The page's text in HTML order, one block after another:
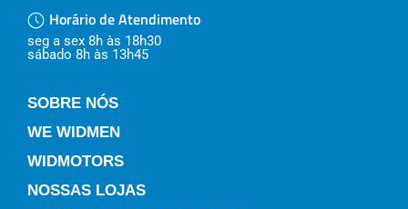
Horário de Atendimento
seg a sex 8h às 18h30
sábado 8h às 13h45
SOBRE NÓS
WE WIDMEN
WIDMOTORS
NOSSAS LOJAS